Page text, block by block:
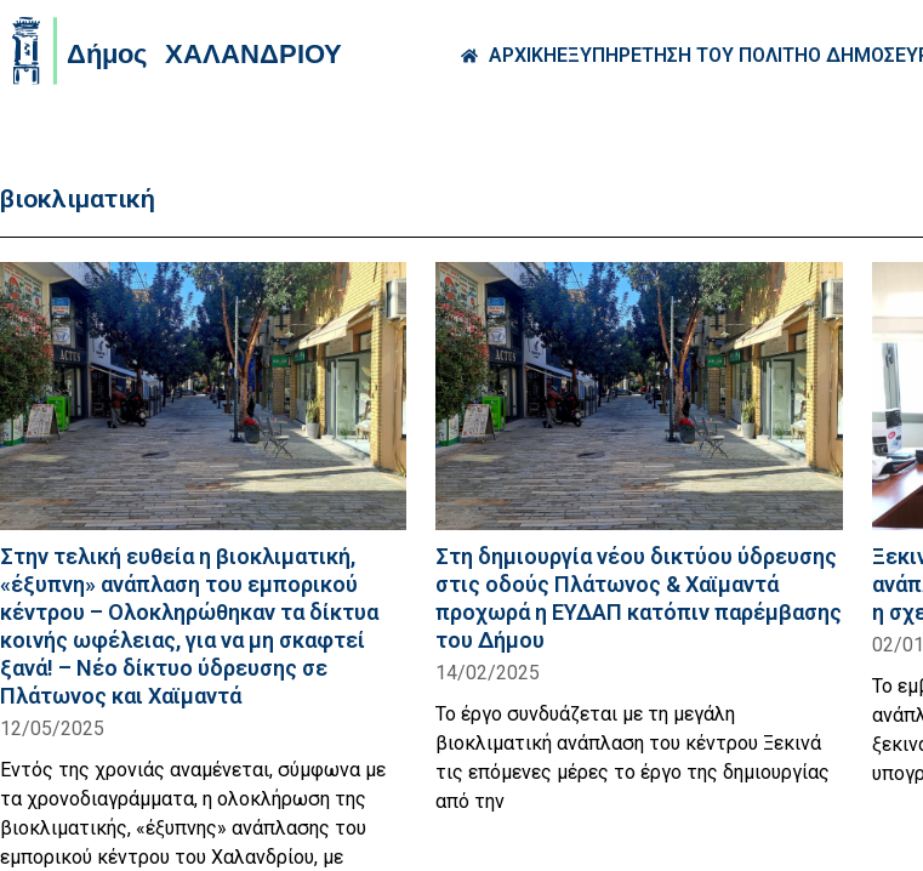
ΑΡΧΙΚΗΕΞΥΠΗΡΕΤΗΣΗ ΤΟΥ ΠΟΛΙΤΗΟ ΔΗΜΟΣ
βιοκλιματική
Στην τελική ευθεία η βιοκλιματική,
«έξυπνη» ανάπλαση του εμπορικού
κέντρου – Ολοκληρώθηκαν τα δίκτυα
κοινής ωφέλειας, για να μη σκαφτεί
ξανά! – Νέο δίκτυο ύδρευσης σε
Πλάτωνος και Χαϊμαντά
12/05/2025
Εντός της χρονιάς αναμένεται, σύμφωνα με
τα χρονοδιαγράμματα, η ολοκλήρωση της
βιοκλιματικής, «έξυπνης» ανάπλασης του
εμπορικού κέντρου του Χαλανδρίου, με
Στη δημιουργία νέου δικτύου ύδρευσης
στις οδούς Πλάτωνος & Χαϊμαντά
προχωρά η ΕΥΔΑΠ κατόπιν παρέμβασης
του Δήμου
14/02/2025
Το έργο συνδυάζεται με τη μεγάλη
βιοκλιματική ανάπλαση του κέντρου Ξεκινά
τις επόμενες μέρες το έργο της δημιουργίας
από την
η
02/
Το